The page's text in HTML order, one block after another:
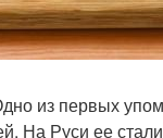
из первых
На Руси ее